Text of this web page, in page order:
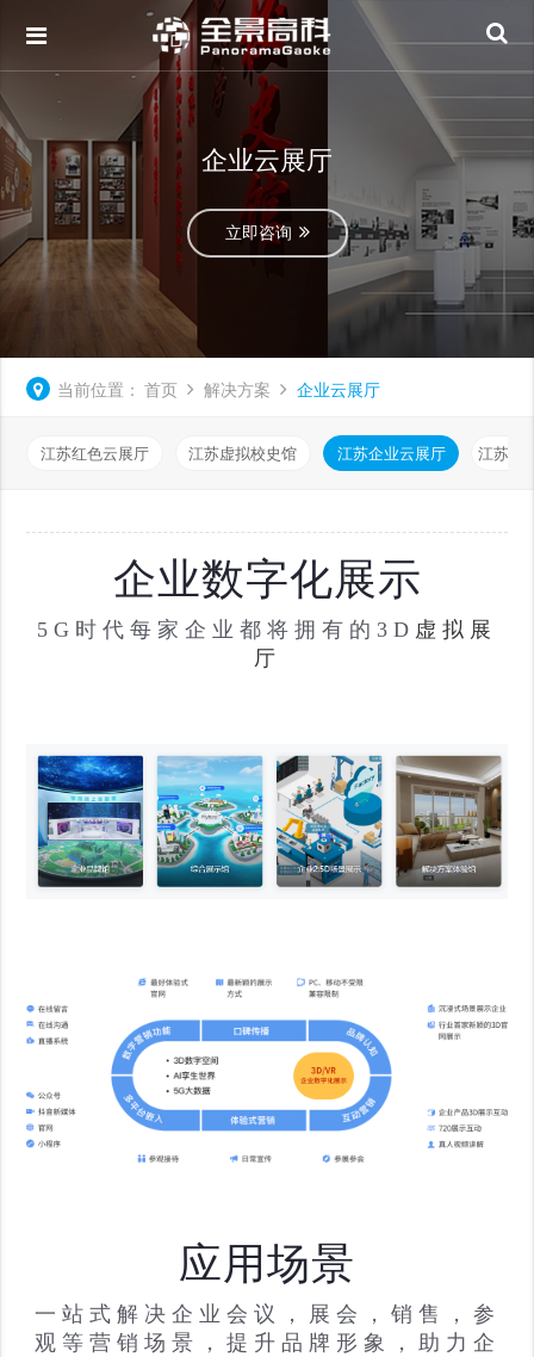
企业云展厅
立即咨询
当前位置： 首页 解决方案 企业云展厅
江苏红色云展厅 江苏虚拟校史馆 江苏企业云展厅 江苏虚
企业数字化展示
5G时代每家企业都将拥有的3D 虚拟展
厅
应用场景
一站式解决企业会议，展会，销售，参
观等营销场景，提升品牌形象，助力企